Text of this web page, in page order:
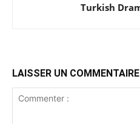
LAISSER UN COMMENTAIRE